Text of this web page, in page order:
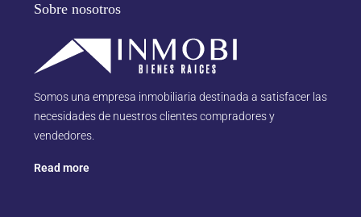
Sobre nosotros
Somos una empresa inmobiliaria destinada a satisfacer las
necesidades de nuestros clientes compradores y
vendedores.
Read more